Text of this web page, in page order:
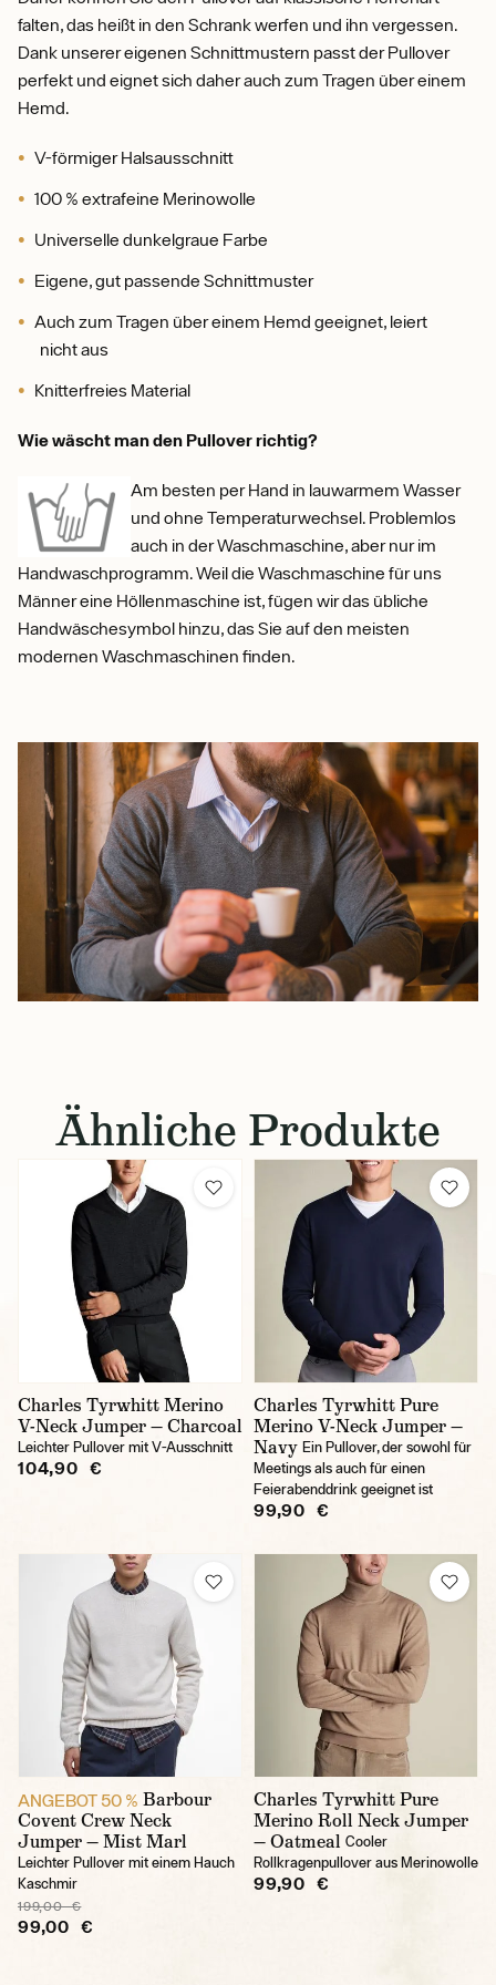
falten, das heißt in den Schrank werfen und ihn vergessen.
Dank unserer eigenen Schnittmustern passt der Pullover
perfekt und eignet sich daher auch zum Tragen über einem
Hemd.
V-förmiger Halsausschnitt
100 % extrafeine Merinowolle
Universelle dunkelgraue Farbe
Eigene, gut passende Schnittmuster
Auch zum Tragen über einem Hemd geeignet, leiert
nicht aus
Knitterfreies Material
Wie wäscht man den Pullover richtig?
Am besten per Hand in lauwarmem Wasser
und ohne Temperaturwechsel. Problemlos
auch in der Waschmaschine, aber nur im
Handwaschprogramm. Weil die Waschmaschine für uns
Männer eine Höllenmaschine ist, fügen wir das übliche
Handwäschesymbol hinzu, das Sie auf den meisten
modernen Waschmaschinen finden.
Ähnliche Produkte
Charles Tyrwhitt Merino
V-Neck Jumper — Charcoal
Leichter Pullover mit V-Ausschnitt
104,90 €
Charles Tyrwhitt Pure
Merino V-Neck Jumper —
Navy Ein Pullover, der sowohl für
Meetings als auch für einen
Feierabenddrink geeignet ist
99,90 €
ANGEBOT 50 % Barbour
Covent Crew Neck
Jumper — Mist Marl
Leichter Pullover mit einem Hauch
Kaschmir
199,00 €
99,00 €
Charles Tyrwhitt Pure
Merino Roll Neck Jumper
— Oatmeal Cooler
Rollkragenpullover aus Merinowolle
99,90 €